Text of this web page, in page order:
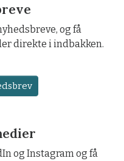
og få
direkte i indbakken.
og Instagram og få